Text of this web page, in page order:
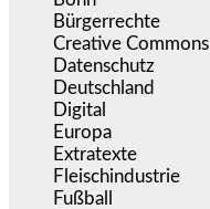
Bürgerrechte
Creative Commons
Datenschutz
Deutschland
Digital
Europa
Extratexte
Fleischindustrie
Fußball